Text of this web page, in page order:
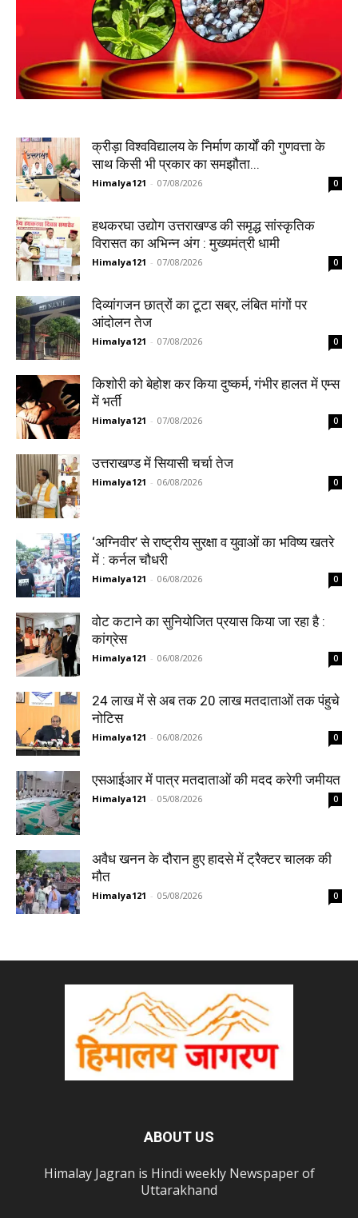
क्रीड़ा विश्वविद्यालय के निर्माण कार्यों की गुणवत्ता के
साथ किसी भी प्रकार का समझौता...
Himalya121 - 07/08/2026 0
हथकरघा उद्योग उत्तराखण्ड की समृद्ध सांस्कृतिक
विरासत का अभिन्न अंग : मुख्यमंत्री धामी
Himalya121 - 07/08/2026 0
दिव्यांगजन छात्रों का टूटा सब्र, लंबित मांगों पर
आंदोलन तेज
Himalya121 - 07/08/2026 0
किशोरी को बेहोश कर किया दुष्कर्म, गंभीर हालत में एम्स
में भर्ती
Himalya121 - 07/08/2026 0
उत्तराखण्ड में सियासी चर्चा तेज
Himalya121 - 06/08/2026 0
‘अग्निवीर’ से राष्ट्रीय सुरक्षा व युवाओं का भविष्य खतरे
में : कर्नल चौधरी
Himalya121 - 06/08/2026 0
वोट कटाने का सुनियोजित प्रयास किया जा रहा है :
कांग्रेस
Himalya121 - 06/08/2026 0
24 लाख में से अब तक 20 लाख मतदाताओं तक पंहुचे
नोटिस
Himalya121 - 06/08/2026 0
एसआईआर में पात्र मतदाताओं की मदद करेगी जमीयत
Himalya121 - 05/08/2026 0
अवैध खनन के दौरान हुए हादसे में ट्रैक्टर चालक की
मौत
Himalya121 - 05/08/2026 0
ABOUT US
Himalay Jagran is Hindi weekly Newspaper of
Uttarakhand